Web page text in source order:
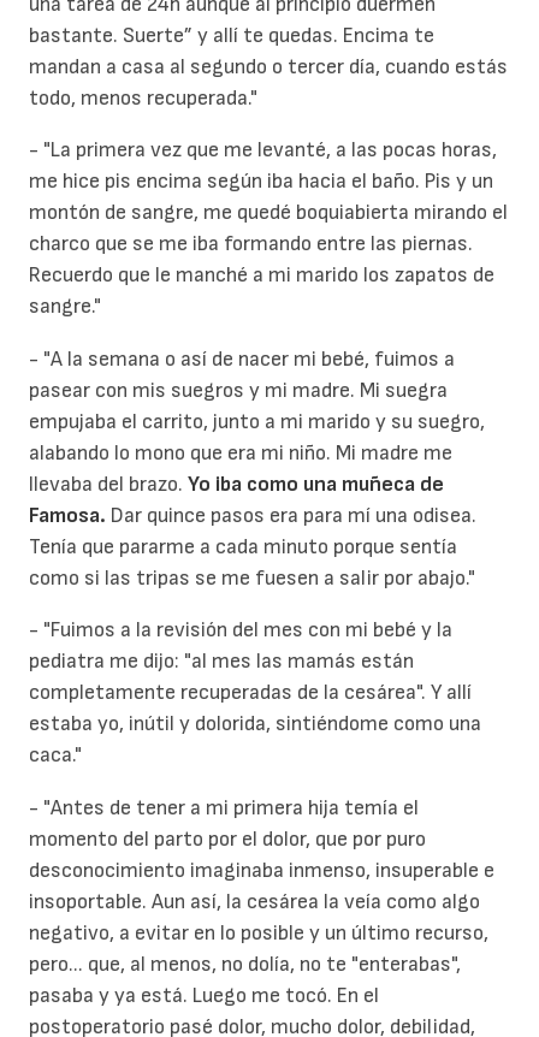
bastante. Suerte” y allí te quedas. Encima te
mandan a casa al segundo o tercer día, cuando estás
todo, menos recuperada."
- "La primera vez que me levanté, a las pocas horas,
me hice pis encima según iba hacia el baño. Pis y un
montón de sangre, me quedé boquiabierta mirando el
charco que se me iba formando entre las piernas.
Recuerdo que le manché a mi marido los zapatos de
sangre."
- "A la semana o así de nacer mi bebé, fuimos a
pasear con mis suegros y mi madre. Mi suegra
empujaba el carrito, junto a mi marido y su suegro,
alabando lo mono que era mi niño. Mi madre me
llevaba del brazo. Yo iba como una muñeca de
Famosa. Dar quince pasos era para mí una odisea.
Tenía que pararme a cada minuto porque sentía
como si las tripas se me fuesen a salir por abajo."
- "Fuimos a la revisión del mes con mi bebé y la
pediatra me dijo: "al mes las mamás están
completamente recuperadas de la cesárea". Y allí
estaba yo, inútil y dolorida, sintiéndome como una
caca."
- "Antes de tener a mi primera hija temía el
momento del parto por el dolor, que por puro
desconocimiento imaginaba inmenso, insuperable e
insoportable. Aun así, la cesárea la veía como algo
negativo, a evitar en lo posible y un último recurso,
pero... que, al menos, no dolía, no te "enterabas",
pasaba y ya está. Luego me tocó. En el
postoperatorio pasé dolor, mucho dolor, debilidad,